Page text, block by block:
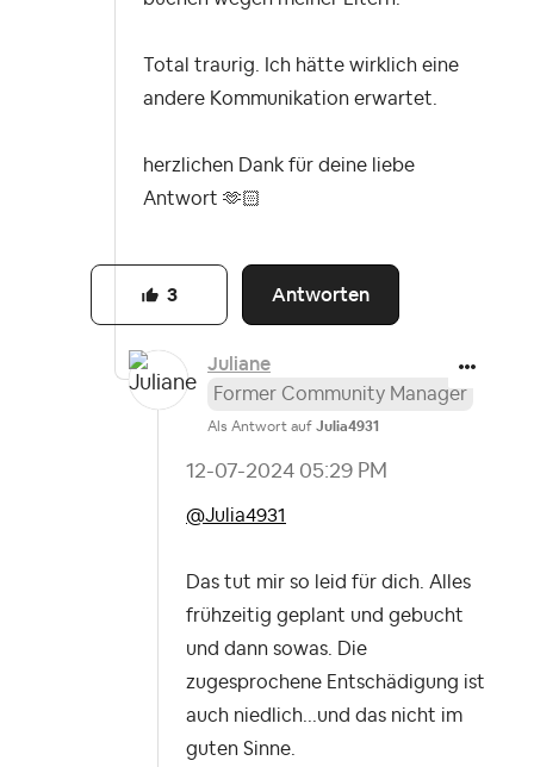
Total traurig. Ich hätte wirklich eine
andere Kommunikation erwartet.
herzlichen Dank für deine liebe
Antwort 🫶🏻
Antworten
3
Juliane
Former Community Manager
Als Antwort auf Julia4931
‎12-07-2024 05:29 PM
@Julia4931
Das tut mir so leid für dich. Alles
frühzeitig geplant und gebucht
und dann sowas. Die
zugesprochene Entschädigung ist
auch niedlich...und das nicht im
guten Sinne.